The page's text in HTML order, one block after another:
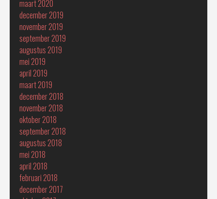
maart 2020
december 2019
november 2019
september 2019
augustus 2019
mei 2019
april 2019
maart 2019
december 2018
november 2018
oktober 2018
september 2018
augustus 2018
mei 2018
april 2018
februari 2018
december 2017